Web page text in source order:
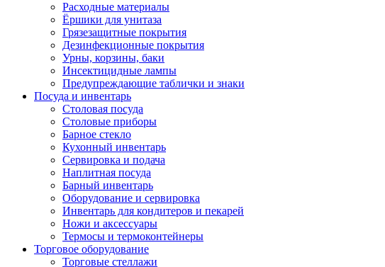
Расходные материалы
Ёршики для унитаза
Грязезащитные покрытия
Дезинфекционные покрытия
Урны, корзины, баки
Инсектицидные лампы
Предупреждающие таблички и знаки
Посуда и инвентарь
Столовая посуда
Столовые приборы
Барное стекло
Кухонный инвентарь
Сервировка и подача
Наплитная посуда
Барный инвентарь
Оборудование и сервировка
Инвентарь для кондитеров и пекарей
Ножи и аксессуары
Термосы и термоконтейнеры
Торговое оборудование
Торговые стеллажи